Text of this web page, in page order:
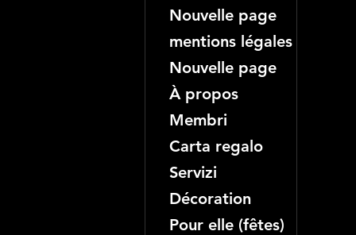
Nouvelle page
mentions légales
Nouvelle page
À propos
Membri
Carta regalo
Servizi
Décoration
Pour elle (fêtes)